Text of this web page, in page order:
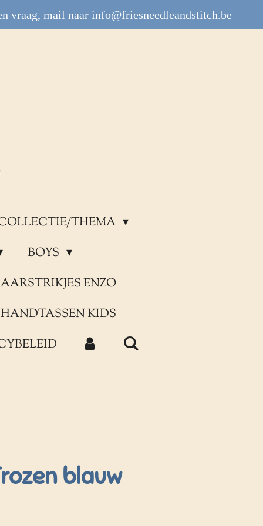
vraag, mail naar info@friesneedleandstitch.be
THEMA
BOYS
ENZO
HANDTASSEN KIDS
blauw